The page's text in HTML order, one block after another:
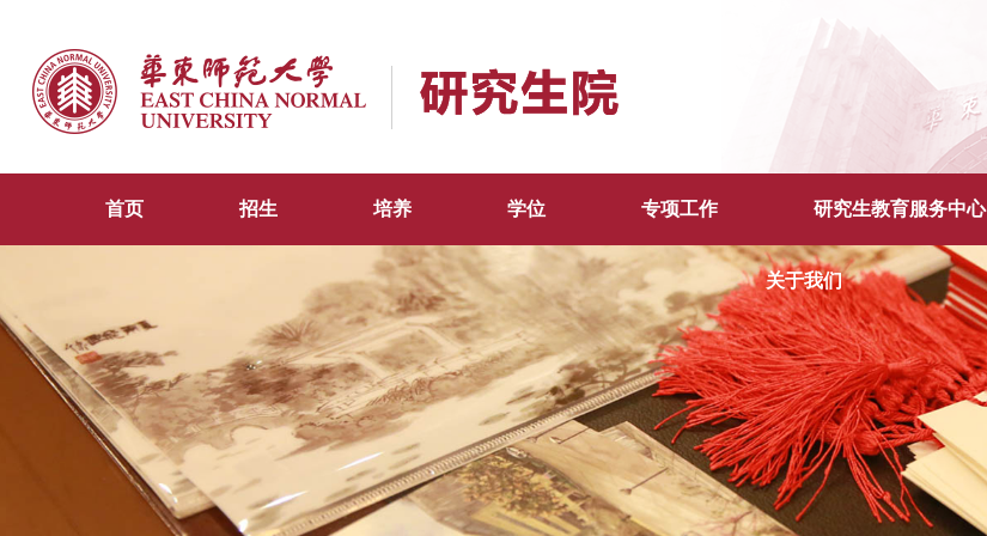
首页 招生 培养 学位 专项工作 研究生教育服务中心
关于我们